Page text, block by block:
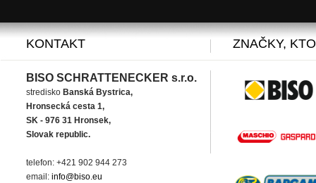
KONTAKT
BISO SCHRATTENECKER s.r.o.
stredisko Banská Bystrica,
Hronsecká cesta 1,
SK - 976 31 Hronsek,
Slovak republic.
telefon: +421 902 944 273
email: info@biso.eu
ZNAČKY,